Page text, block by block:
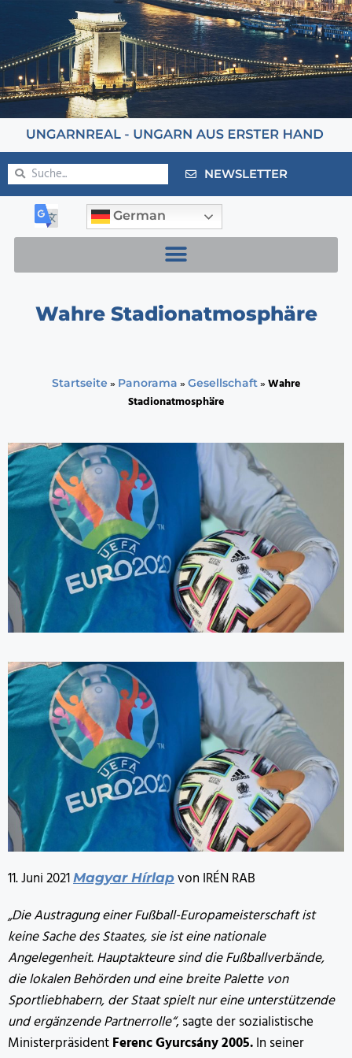
NEWSLETTER
German
Wahre Stadionatmosphäre
Startseite » Panorama » Gesellschaft»Wahre
Stadionatmosphäre
11. Juni 2021 Magyar Hírlap von IRÉN RAB
„Die Austragung einer Fußball-Europameisterschaft ist
keine Sache des Staates, sie ist eine nationale
Angelegenheit. Hauptakteure sind die Fußballverbände,
die lokalen Behörden und eine breite Palette von
Sportliebhabern, der Staat spielt nur eine unterstützende
und ergänzende Partnerrolle“, sagte der sozialistische
MinisterpräsidentFerenc Gyurcsány 2005.In seiner